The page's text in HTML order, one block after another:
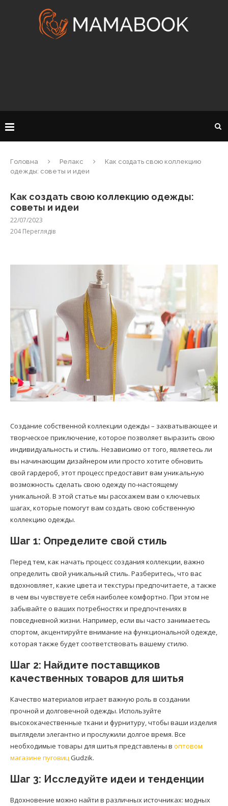
Головна Релакс
Как создать свою коллекцию
одежды: советы и идеи
Как создать свою коллекцию одежды:
советы и идеи
22/07/2023
204Переглядів
Создание собственной коллекции одежды – захватывающее и
творческое приключение, которое позволяет выразить свою
индивидуальность и стиль. Независимо от того, являетесь ли
вы начинающим дизайнером или просто хотите обновить
свой гардероб, этот процесс предоставит вам уникальную
возможность сделать свою одежду по-настоящему
уникальной. В этой статье мы расскажем вам о ключевых
шагах, которые помогут вам создать свою собственную
коллекцию одежды.
Шаг 1: Определите свой стиль
Перед тем, как начать процесс создания коллекции, важно
определить свой уникальный стиль. Разберитесь, что вас
вдохновляет, какие цвета и текстуры предпочитаете, а также
в чем вы чувствуете себя наиболее комфортно. При этом не
забывайте о ваших потребностях и предпочтениях в
повседневной жизни. Например, если вы часто занимаетесь
спортом, акцентируйте внимание на функциональной одежде,
которая также будет соответствовать вашему стилю.
Шаг 2: Найдите поставщиков
качественных товаров для шитья
Качество материалов играет важную роль в создании
прочной и долговечной одежды. Используйте
высококачественные ткани и фурнитуру, чтобы ваши изделия
выглядели элегантно и прослужили долгое время. Все
необходимые товары для шитья представлены в оптовом
магазине пуговиц Gudzik.
Шаг 3: Исследуйте идеи и тенденции
Вдохновение можно найти в различных источниках: модных